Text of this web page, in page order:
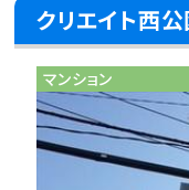
クリエイト西
マンション